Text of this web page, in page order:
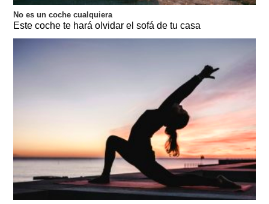
No es un coche cualquiera
Este coche te hará olvidar el sofá de tu casa